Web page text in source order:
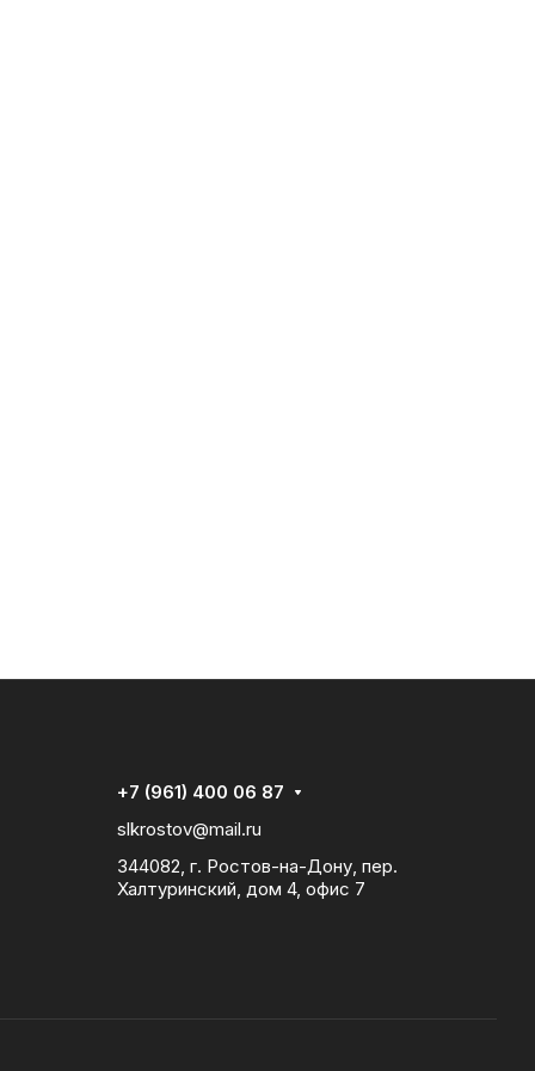
+7 (961) 400 06 87
slkrostov@mail.ru
344082, г. Ростов-на-Дону, пер.
Халтуринский, дом 4, офис 7